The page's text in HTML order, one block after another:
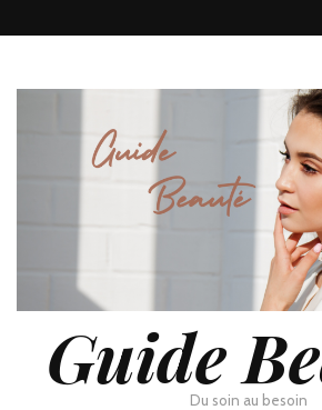
GuideDu soin au besoin